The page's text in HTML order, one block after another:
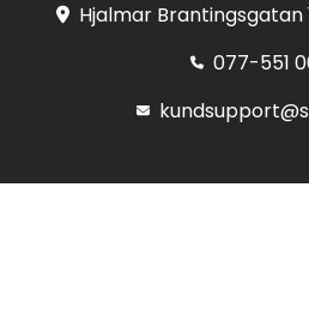
Hjalmar Brantingsgatan
077-551